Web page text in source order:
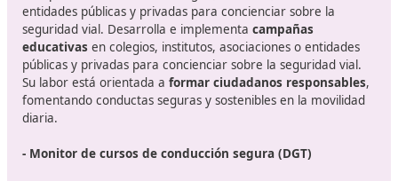
¿Quésalidastiene? ¿Cuál es el
profesional?